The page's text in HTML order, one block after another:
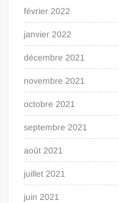
février 2022
janvier 2022
décembre 2021
novembre 2021
octobre 2021
septembre 2021
août 2021
juillet 2021
juin 2021